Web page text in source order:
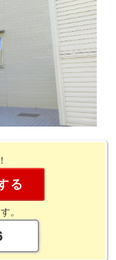
る
。